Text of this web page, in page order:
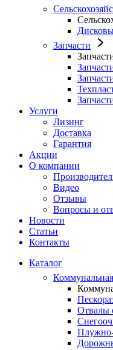
Запчасти
Услуги
Лизинг
Доставка
Гарантия
Акции
О компании
Видео
Отзывы
Вопросы и
Новости
Статьи
Контакты
Каталог
Отвалы
Плужно-